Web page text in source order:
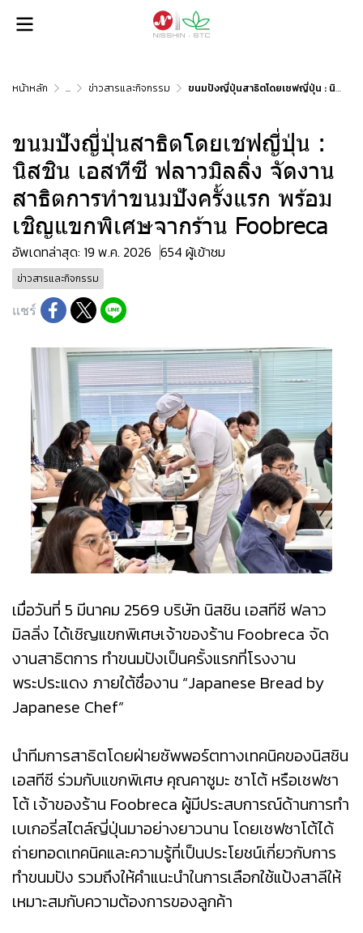
หน้าหลัก ... ข่าวสารและกิจกรรม ขนมปังญี่ปุ่นสาธิตโดยเชฟญี่ปุ่น : นิสชิน เอสทีซี ฟลาวมิลลิ่ง จัดงานสาธิตการทำขนมปังครั้งแรก พร้อมเชิญแขกพิเศษจากร้าน Foobreca
ขนมปังญี่ปุ่นสาธิตโดยเชฟญี่ปุ่น :
นิสชิน เอสทีซี ฟลาวมิลลิ่ง จัดงาน
สาธิตการทำขนมปังครั้งแรก พร้อม
เชิญแขกพิเศษจากร้าน Foobreca
อัพเดทล่าสุด: 19 พ.ค. 2026 654 ผู้เข้าชม
ข่าวสารและกิจกรรม
แชร์
เมื่อวันที่ 5 มีนาคม 2569 บริษัท นิสชิน เอสทีซี ฟลาว
มิลลิ่ง ได้เชิญแขกพิเศษเจ้าของร้าน Foobreca จัด
งานสาธิตการ ทำขนมปังเป็นครั้งแรกที่โรงงาน
พระประแดง ภายใต้ชื่องาน “Japanese Bread by
Japanese Chef”
นำทีมการสาธิตโดยฝ่ายซัพพอร์ตทางเทคนิคของนิสชิน
เอสทีซี ร่วมกับแขกพิเศษ คุณคาซูมะ ซาโต้ หรือเชฟซา
โต้ เจ้าของร้าน Foobreca ผู้มีประสบการณ์ด้านการทำ
เบเกอรี่สไตล์ญี่ปุ่นมาอย่างยาวนาน โดยเชฟซาโต้ได้
ถ่ายทอดเทคนิคและความรู้ที่เป็นประโยชน์เกี่ยวกับการ
ทำขนมปัง รวมถึงให้คำแนะนำในการเลือกใช้แป้งสาลีให้
เหมาะสมกับความต้องการของลูกค้า